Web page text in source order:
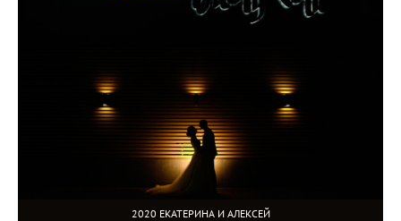
2020 ЕКАТЕРИНА И АЛЕКСЕЙ